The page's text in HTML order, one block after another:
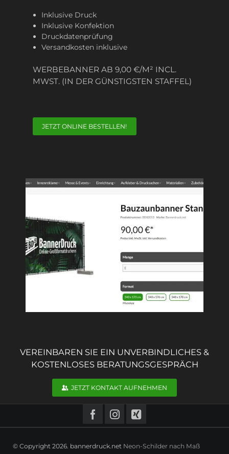
Inklusive Druck
Inklusive Konfektion
Druckdatenprüfung
Versandkosten inklusive
WERBEBANNER AB 9,00 €/M² INCL.
MWST. (IN DER GÜNSTIGSTEN STAFFEL)
JETZT ONLINE BESTELLEN!
VEREINBAREN SIE EIN UNVERBINDLICHES &
KOSTENLOSES BERATUNGSGESPRÄCH
JETZT KONTAKT AUFNEHMEN
© Copyright 2026. bannerdruck.net Neon-Schilder nach Maß